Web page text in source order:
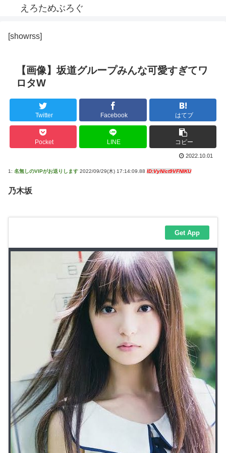
えろためぶろぐ
[showrss]
【画像】坂道グループみんな可愛すぎてワ
ロタW
Twitter Facebook はてブ
Pocket LINE コピー
2022.10.01
1: 名無しのVIPがお送りします 2022/09/29(木) 17:14:09.88 ID:VyN/ct9VFNIKU
乃木坂